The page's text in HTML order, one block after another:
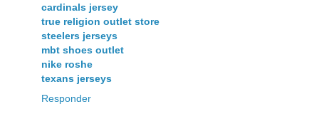
cardinals jersey
true religion outlet store
steelers jerseys
mbt shoes outlet
nike roshe
texans jerseys
Responder